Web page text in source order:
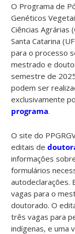
O Programa de
Genéticos
Ciências Agrárias
Santa Catarina
para o processo
mestrado e
semestre de
podem ser
exclusivamente
programa.
O site do
editais de
informações
formulários
autodeclarações.
vagas para o
doutorado. O
três vagas para
indígenas, e uma